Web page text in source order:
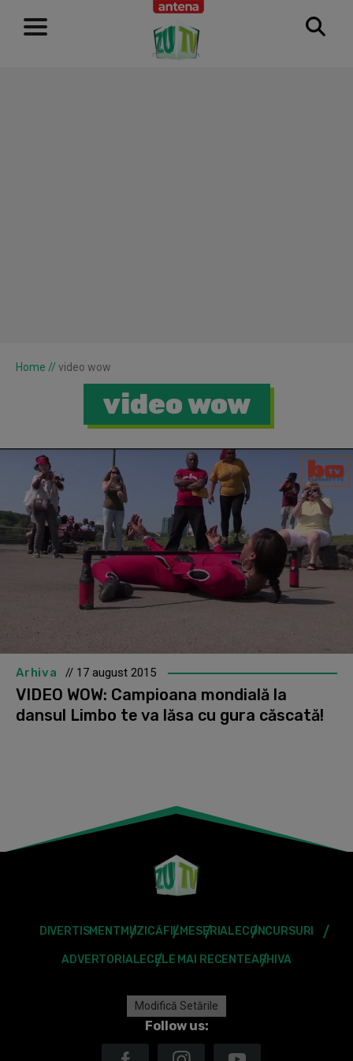
RECLAMĂ
Home // video wow
video wow
Arhiva // 17 august 2015
VIDEO WOW: Campioana mondială la
dansul Limbo te va lăsa cu gura căscată!
DIVERTISMENT MUZICĂFILMESERIALECONCURSURI
ADVERTORIALECELE MAI RECENTEARHIVA
Modifică Setările
Follow us: